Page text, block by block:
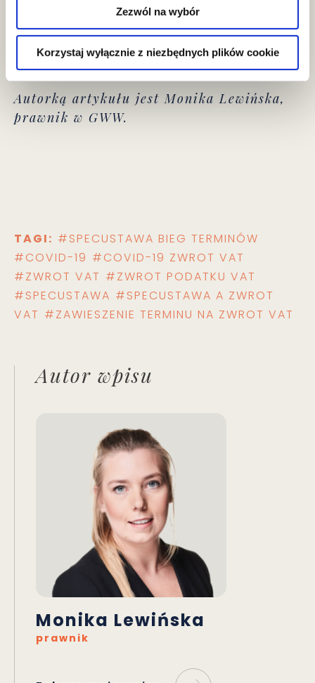
Zezwól na wybór
Korzystaj wyłącznie z niezbędnych plików cookie
Autorką artykułu jest Monika Lewińska,
prawnik w GWW.
TAGI: #SPECUSTAWA BIEG TERMINÓW
#COVID-19 #COVID-19 ZWROT VAT
#ZWROT VAT #ZWROT PODATKU VAT
#SPECUSTAWA #SPECUSTAWA A ZWROT
VAT #ZAWIESZENIE TERMINU NA ZWROT VAT
Autor wpisu
Monika Lewińska
prawnik